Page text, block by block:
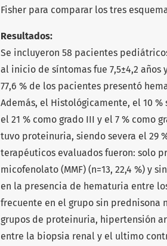
Fisher para comparar los tres
Resultados:
Se incluyeron 58 pacientes
al inicio de síntomas fue 7,5±4,2
77,6 % de los pacientes presentó
Además, el Histológicamente, el 10
el 21 % como grado III y el 7 % como
tuvo proteinuria, siendo severa el 29
terapéuticos evaluados fueron: solo
micofenolato (MMF) (n=13, 22,4 %) y
en la presencia de hematuria entre
frecuente en el grupo sin prednisona
grupos de proteinuria, hipertensión
entre la biopsia renal y el ultimo